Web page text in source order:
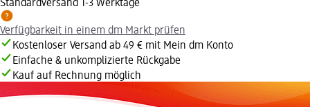
Standardversand 1-3 Werktage
Verfügbarkeit in einem dm Markt prüfen
Kostenloser Versand ab 49 € mit Mein dm Konto
Einfache & unkomplizierte Rückgabe
Kauf auf Rechnung möglich